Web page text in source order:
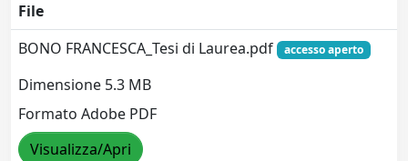
File
BONO FRANCESCA_Tesi di Laurea.pdf
accesso aperto
Dimensione 5.3 MB
Formato Adobe PDF
Visualizza/Apri